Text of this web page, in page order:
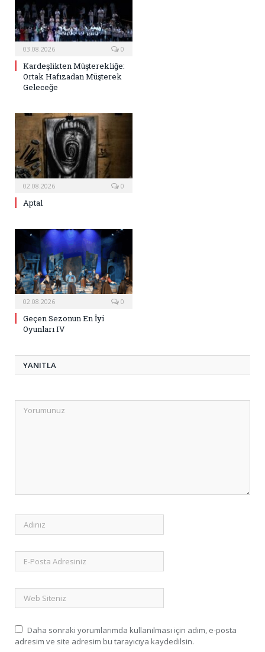
03.08.2026 0
Kardeşlikten Müşterekliğe:
Ortak Hafızadan Müşterek
Geleceğe
02.08.2026 0
Aptal
02.08.2026 0
Geçen Sezonun En İyi
Oyunları IV
YANITLA
Daha sonraki yorumlarımda kullanılması için adım, e-posta
adresim ve site adresim bu tarayıcıya kaydedilsin.